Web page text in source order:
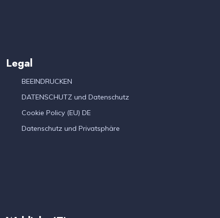
Legal
BEEINDRUCKEN
DATENSCHUTZ und Datenschutz
Cookie Policy (EU) DE
Datenschutz und Privatsphäre